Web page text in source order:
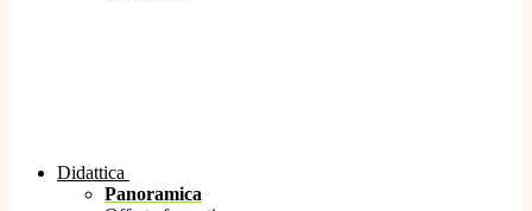
Didattica
Panoramica